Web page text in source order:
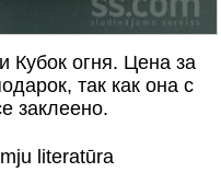
Кубок огня. Цена за
так как она с
заклеено.
literatūra